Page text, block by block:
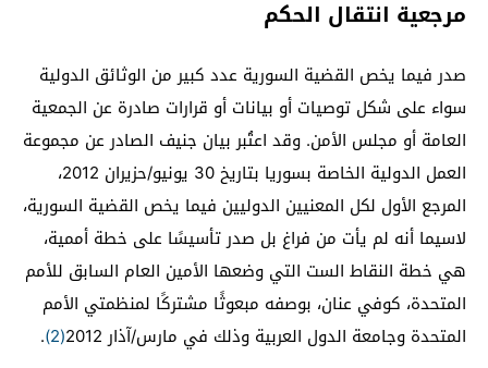
مرجعية انتقال الحكم
صدر فيما يخص القضية السورية عدد كبير من الوثائق الدولية
سواء على شكل توصيات أو بيانات أو قرارات صادرة عن الجمعية
العامة أو مجلس الأمن. وقد اعتُبر بيان جنيف الصادر عن مجموعة
العمل الدولية الخاصة بسوريا بتاريخ 30 يونيو/حزيران 2012،
المرجع الأول لكل المعنيين الدوليين فيما يخص القضية السورية،
لاسيما أنه لم يأت من فراغ بل صدر تأسيسًا على خطة أممية،
هي خطة النقاط الست التي وضعها الأمين العام السابق للأمم
المتحدة، كوفي عنان، بوصفه مبعوثًا مشتركًا لمنظمتي الأمم
المتحدة وجامعة الدول العربية وذلك في مارس/آذار 2012
(2)
.